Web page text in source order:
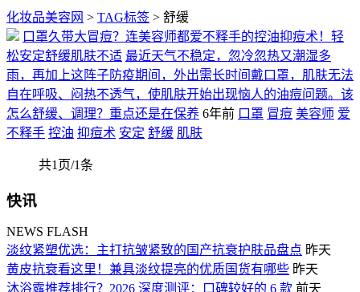
化妆品美容网 > TAG标签 > 舒缓
口罩久带大冒痘？连美容师都爱不释手的控油抑痘术！轻
松安定舒缓肌肤不适 最近天气不稳定，忽冷忽热又潮湿多
雨，再加上这阵子防疫期间，外出需长时间戴口罩，肌肤无法
自在呼吸、闷热不透气，使肌肤开始出现恼人的油痘问题。该
怎么舒缓、调理？重点还是在保养 6年前 口罩 冒痘 美容师 爱
不释手 控油 抑痘术 安定 舒缓 肌肤
共1页/1条
快讯
NEWS FLASH
淡纹紧塑优选：主打抗皱紧致的国产抗衰护肤品盘点 昨天
黄皮抗衰看这里！兼具淡纹提亮的优质国货有哪些 昨天
沐浴露推荐排行？2026 深度测评：口碑较好的 6 款 前天